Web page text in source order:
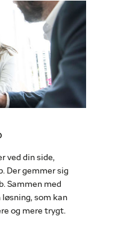
ved din side,
Der gemmer sig
Sammen med
som kan
og mere trygt.